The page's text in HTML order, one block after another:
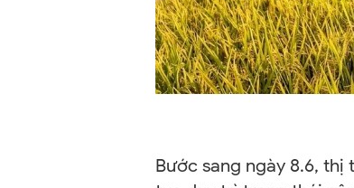
Bước sang ngày 8.6,